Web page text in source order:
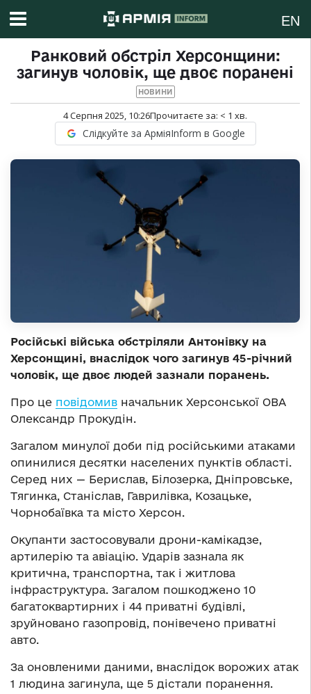
EN
Ранковий обстріл Херсонщини:
загинув чоловік, ще двоє поранені
НОВИНИ
4 Серпня 2025, 10:26Прочитаєте за: < 1 хв.
Слідкуйте за АрміяInform в Google
Російські війська обстріляли Антонівку на
Херсонщині, внаслідок чого загинув 45-річний
чоловік, ще двоє людей зазнали поранень.
Про це повідомив начальник Херсонської ОВА
Олександр Прокудін.
Загалом минулої доби під російськими атаками
опинилися десятки населених пунктів області.
Серед них — Берислав, Білозерка, Дніпровське,
Тягинка, Станіслав, Гаврилівка, Козацьке,
Чорнобаївка та місто Херсон.
Окупанти застосовували дрони-камікадзе,
артилерію та авіацію. Ударів зазнала як
критична, транспортна, так і житлова
інфраструктура. Загалом пошкоджено 10
багатоквартирних і 44 приватні будівлі,
зруйновано газопровід, понівечено приватні
авто.
За оновленими даними, внаслідок ворожих атак
1 людина загинула, ще 5 дістали поранення.